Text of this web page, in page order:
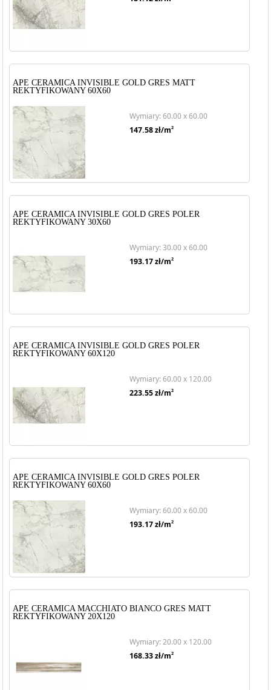
APE CERAMICA INVISIBLE GOLD GRES MATT
REKTYFIKOWANY 60X60
Wymiary: 60.00 x 60.00
147.58zł/m2
APE CERAMICA INVISIBLE GOLD GRES POLER
REKTYFIKOWANY 30X60
Wymiary: 30.00 x 60.00
193.17zł/m2
APE CERAMICA INVISIBLE GOLD GRES POLER
REKTYFIKOWANY 60X120
Wymiary: 60.00 x 120.00
223.55zł/m2
APE CERAMICA INVISIBLE GOLD GRES POLER
REKTYFIKOWANY 60X60
Wymiary: 60.00 x 60.00
193.17zł/m2
APE CERAMICA MACCHIATO BIANCO GRES MATT
REKTYFIKOWANY 20X120
Wymiary: 20.00 x 120.00
168.33zł/m2